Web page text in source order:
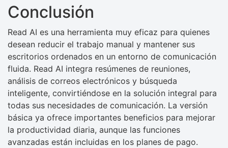
Conclusión
Read AI es una herramienta muy eficaz para quienes
desean reducir el trabajo manual y mantener sus
escritorios ordenados en un entorno de comunicación
fluida. Read AI integra resúmenes de reuniones,
análisis de correos electrónicos y búsqueda
inteligente, convirtiéndose en la solución integral para
todas sus necesidades de comunicación. La versión
básica ya ofrece importantes beneficios para mejorar
la productividad diaria, aunque las funciones
avanzadas están incluidas en los planes de pago.